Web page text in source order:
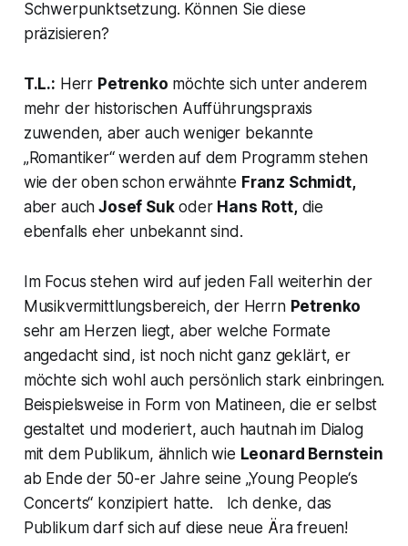
Schwerpunktsetzung. Können Sie diese
präzisieren?
T.L.: Herr Petrenko möchte sich unter anderem
mehr der historischen Aufführungspraxis
zuwenden, aber auch weniger bekannte
„Romantiker“ werden auf dem Programm stehen
wie der oben schon erwähnte Franz Schmidt,
aber auch Josef Sukoder Hans Rott,die
ebenfalls eher unbekannt sind.
Im Focus stehen wird auf jeden Fall weiterhin der
Musikvermittlungsbereich, der Herrn Petrenko
sehr am Herzen liegt, aber welche Formate
angedacht sind, ist noch nicht ganz geklärt, er
möchte sich wohl auch persönlich stark einbringen.
Beispielsweise in Form von Matineen, die er selbst
gestaltet und moderiert, auch hautnah im Dialog
mit dem Publikum, ähnlich wie Leonard Bernstein
ab Ende der 50-er Jahre seine „Young People‘s
Concerts“ konzipiert hatte. Ich denke, das
Publikum darf sich auf diese neue Ära freuen!